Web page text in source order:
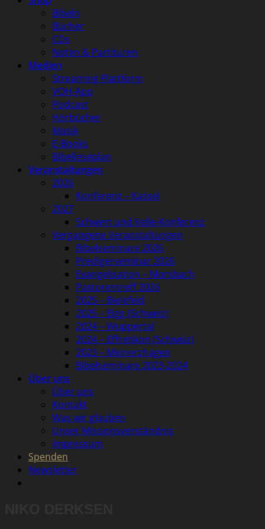
Bibeln
Bücher
CDs
Noten & Partituren
Medien
Streaming Plattform
VOH-App
Podcast
Hörbücher
Musik
E-Books
Bibelleseplan
Veranstaltungen
2026
Konferenz – Kassel
2027
Schwert und Kelle-Konferenz
Vergangene Veranstaltungen
Bibelseminare 2026
Predigerseminar 2026
Evangelisation – Morsbach
Pastorentreff 2026
2025 – Bielefeld
2025 – Elgg (Schweiz)
2024 – Wuppertal
2024 – Effretikon (Schweiz)
2023 – Meinerzhagen
Bibelseminare 2023-2024
Über uns
Über uns
Kontakt
Was wir glauben
Unser Missionsverständnis
Impressum
Spenden
Newsletter